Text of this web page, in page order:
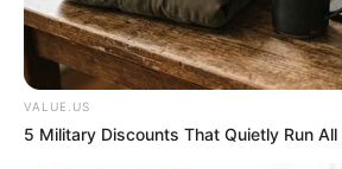
VALUE.US
5 Military Discounts That Quietly Run All